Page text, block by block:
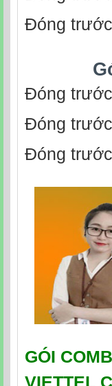
Đóng
Đóng
Đóng
Đóng
GÓI
VIETTEL